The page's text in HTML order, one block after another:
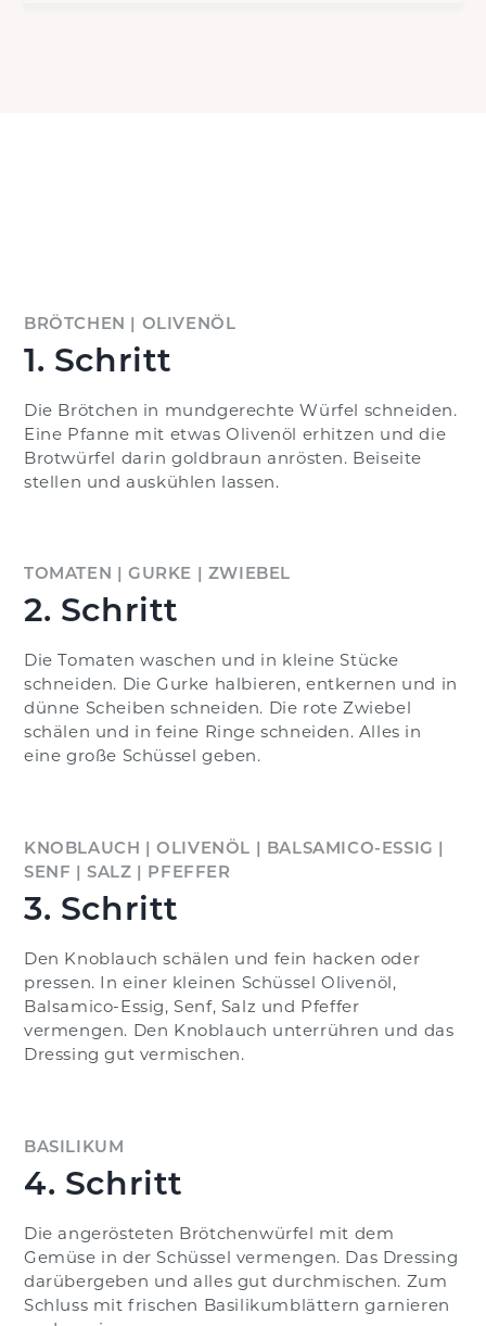
BRÖTCHEN | OLIVENÖL
1. Schritt
Die Brötchen in mundgerechte Würfel schneiden.
Eine Pfanne mit etwas Olivenöl erhitzen und die
Brotwürfel darin goldbraun anrösten. Beiseite
stellen und auskühlen lassen.
TOMATEN | GURKE | ZWIEBEL
2. Schritt
Die Tomaten waschen und in kleine Stücke
schneiden. Die Gurke halbieren, entkernen und in
dünne Scheiben schneiden. Die rote Zwiebel
schälen und in feine Ringe schneiden. Alles in
eine große Schüssel geben.
KNOBLAUCH | OLIVENÖL | BALSAMICO-ESSIG |
SENF | SALZ | PFEFFER
3. Schritt
Den Knoblauch schälen und fein hacken oder
pressen. In einer kleinen Schüssel Olivenöl,
Balsamico-Essig, Senf, Salz und Pfeffer
vermengen. Den Knoblauch unterrühren und das
Dressing gut vermischen.
BASILIKUM
4. Schritt
Die angerösteten Brötchenwürfel mit dem
Gemüse in der Schüssel vermengen. Das Dressing
darübergeben und alles gut durchmischen. Zum
Schluss mit frischen Basilikumblättern garnieren